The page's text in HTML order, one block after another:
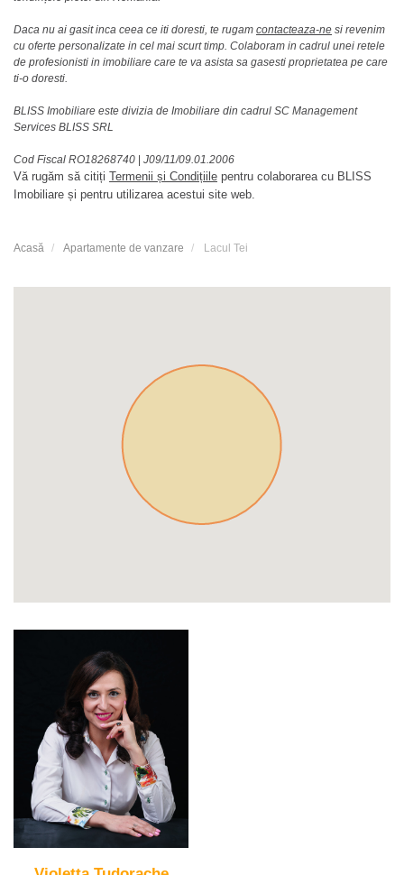
Daca nu ai gasit inca ceea ce iti doresti, te rugam contacteaza-ne si revenim
cu oferte personalizate in cel mai scurt timp. Colaboram in cadrul unei retele
de profesionisti in imobiliare care te va asista sa gasesti proprietatea pe care
ti-o doresti.
BLISS Imobiliare este divizia de Imobiliare din cadrul SC Management
Services BLISS SRL
Cod Fiscal RO18268740 | J09/11/09.01.2006
Vă rugăm să citiți Termenii și Condițiile pentru colaborarea cu BLISS
Imobiliare și pentru utilizarea acestui site web.
Acasă Apartamente de vanzare Lacul Tei